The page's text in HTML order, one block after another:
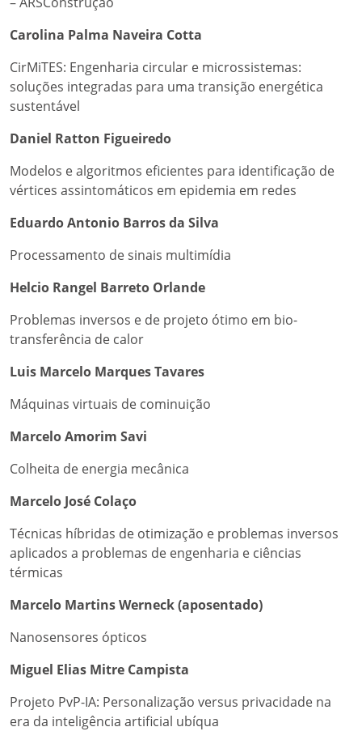
Carolina Palma Naveira Cotta
CirMiTES: Engenharia circular e microssistemas:
soluções integradas para uma transição energética
sustentável
Daniel Ratton Figueiredo
Modelos e algoritmos eficientes para identificação de
vértices assintomáticos em epidemia em redes
Eduardo Antonio Barros da Silva
Processamento de sinais multimídia
Helcio Rangel Barreto Orlande
Problemas inversos e de projeto ótimo em bio-
transferência de calor
Luis Marcelo Marques Tavares
Máquinas virtuais de cominuição
Marcelo Amorim Savi
Colheita de energia mecânica
Marcelo José Colaço
Técnicas híbridas de otimização e problemas inversos
aplicados a problemas de engenharia e ciências
térmicas
Marcelo Martins Werneck (aposentado)
Nanosensores ópticos
Miguel Elias Mitre Campista
Projeto PvP-IA: Personalização versus privacidade na
era da inteligência artificial ubíqua